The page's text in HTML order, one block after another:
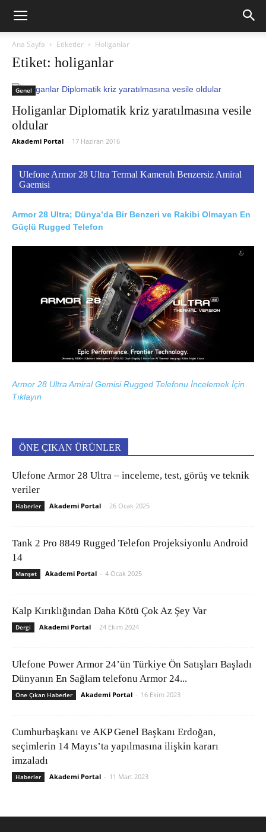
Ana Sayfa Etiketler Holiganlar
Etiket: holiganlar
Genel
Holiganlar Diplomatik kriz yaratılmasına vesile
oldular
Akademi Portal - 17 Haziran 2016
Ulefone Armor 28 Ultra Termal Kameralı Benzersiz Amiral
Gaemisi
Armor 28 Ultra; Dünya’da Bir Benzeri ve Rakibi Olmayan En
Güçlü Rugged Telefon
Armor 28 Ultra Amiral Gemisi Rugged Telefonu İncelemek İçin
Tıklayın
ÖNE ÇIKAN ÜRÜNLER
Ulefone Armor 28 Ultra – inceleme, test, görüş ve teknik
veriler
Haberler Akademi Portal - 26 Ocak 2025
Tank 2 Pro 8849 Rugged Telefon Projeksiyonlu Android
14
Manşet Akademi Portal - 4 Ocak 2025
Kalp Kırıklığından Daha Kötü Çok Az Şey Var
Dergi Akademi Portal - 24 Ekim 2024
Ulefone Power Armor 24’ün Türkiye Ön Satışları Başladı
Dünyanın En Sağlam telefonu Armor 24...
Öne Çıkan Haberler Akademi Portal - 16 Ekim 2023
Cumhurbaşkanı ve AKP Genel Başkanı Erdoğan,
seçimlerin 14 Mayıs’ta yapılmasına ilişkin kararı
imzaladı
Haberler Akademi Portal - 11 Mart 2023